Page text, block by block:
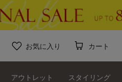
お気に入り カート
アウトレット スタイリング